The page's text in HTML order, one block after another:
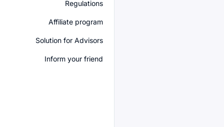
Regulations
Affiliate program
Solution for Advisors
Inform your friend